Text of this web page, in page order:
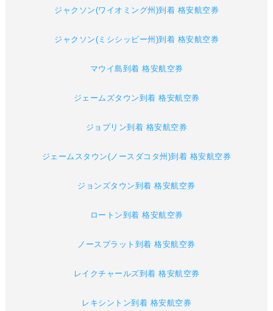
ジャクソン(ワイオミング州)到着 格安航空券
ジャクソン(ミシシッピー州)到着 格安航空券
マウイ島到着 格安航空券
ジェームズタウン到着 格安航空券
ジョプリン到着 格安航空券
ジェームスタウン(ノースダコタ州)到着 格安航空券
ジョンズタウン到着 格安航空券
ロートン到着 格安航空券
ノースプラット到着 格安航空券
レイクチャールズ到着 格安航空券
レキシントン到着 格安航空券